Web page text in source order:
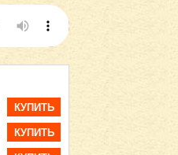
КУПИТЬ
КУПИТЬ